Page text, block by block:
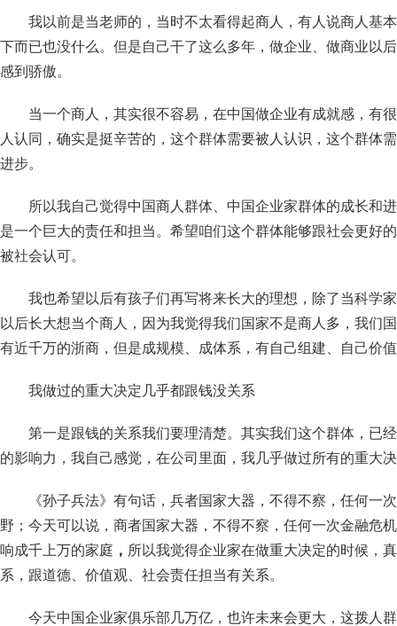
我以前是当老师的，当时不太看得起商人，有人说商人基
下而已也没什么。但是自己干了这么多年，做企业、做商业以
感到骄傲。
当一个商人，其实很不容易，在中国做企业有成就感，有
人认同，确实是挺辛苦的，这个群体需要被人认识，这个群体
进步。
所以我自己觉得中国商人群体、中国企业家群体的成长和
是一个巨大的责任和担当。希望咱们这个群体能够跟社会更好
被社会认可。
我也希望以后有孩子们再写将来长大的理想，除了当科学
以后长大想当个商人，因为我觉得我们国家不是商人多，我们
有近千万的浙商，但是成规模、成体系，有自己组建、自己价
我做过的重大决定几乎都跟钱没关系
第一是跟钱的关系我们要理清楚。其实我们这个群体，已
的影响力，我自己感觉，在公司里面，我几乎做过所有的重大
《孙子兵法》有句话，兵者国家大器，不得不察，任何一
野；今天可以说，商者国家大器，不得不察，任何一次金融危
响成千上万的家庭 ， 所以我觉得企业家在做重大决定的时候，
系，跟道德、价值观、社会责任担当有关系。
今天中国企业家俱乐部几万亿，也许未来会更大，这拨人